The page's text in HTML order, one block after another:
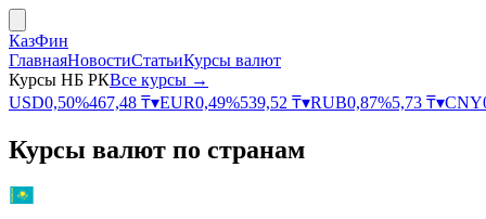
КазФин
ГлавнаяНовостиСтатьиКурсы валют
Курсы НБ РКВсе курсы →
USD0,50%467,48 ₸▾EUR0,49%539,52 ₸▾RUB0,87%5,73 ₸▾CNY
Курсы валют по странам